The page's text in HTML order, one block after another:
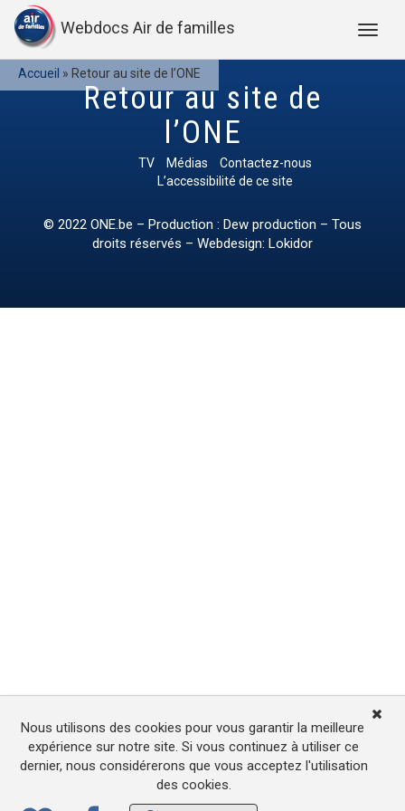
Webdocs Air de familles
Accueil » Retour au site de l’ONE
Retour au site de
l’ONE
TV Médias
Contactez-nous
L’accessibilité de ce site
© 2022 ONE.be – Production : Dew production – Tous
droits réservés – Webdesign: Lokidor
Nous utilisons des cookies pour vous garantir la meilleure
expérience sur notre site. Si vous continuez à utiliser ce
dernier, nous considérerons que vous acceptez l'utilisation
des cookies.